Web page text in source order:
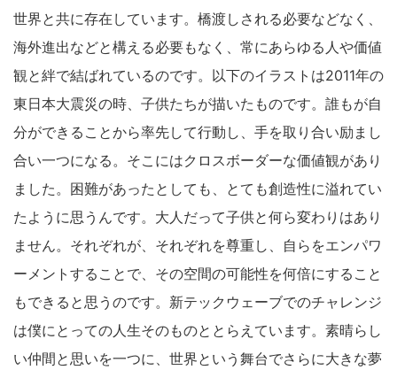
世界と共に存在しています。橋渡しされる必要などなく、
海外進出などと構える必要もなく、常にあらゆる人や価値
観と絆で結ばれているのです。以下のイラストは2011年の
東日本大震災の時、子供たちが描いたものです。誰もが自
分ができることから率先して行動し、手を取り合い励まし
合い一つになる。そこにはクロスボーダーな価値観があり
ました。困難があったとしても、とても創造性に溢れてい
たように思うんです。大人だって子供と何ら変わりはあり
ません。それぞれが、それぞれを尊重し、自らをエンパワ
ーメントすることで、その空間の可能性を何倍にすること
もできると思うのです。新テックウェーブでのチャレンジ
は僕にとっての人生そのものととらえています。素晴らし
い仲間と思いを一つに、世界という舞台でさらに大きな夢
検
索
す
る